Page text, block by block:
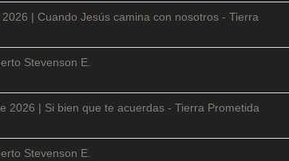
| Cuando Jesús camina con nosotros - Tierra
Stevenson E.
2026 | Si bien que te acuerdas - Tierra Prometida
Stevenson E.